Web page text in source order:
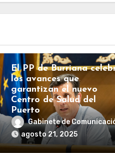
GENERALITAT
Sanidad
El PP de Burriana
los avances que
garantizan el nuevo
Centro de Salud del
Puerto
Gabinete de
agosto 21, 2025